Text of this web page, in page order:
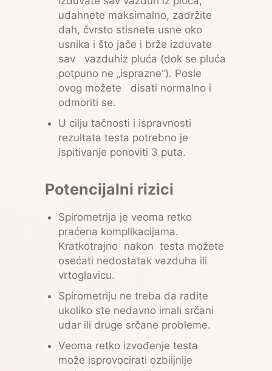
udahnete maksimalno, zadržite
dah, čvrsto stisnete usne oko
usnika i što jače i brže izduvate
sav vazduhiz pluća (dok se pluća
potpuno ne „isprazne“). Posle
ovog možete disati normalno i
odmoriti se.
U cilju tačnosti i ispravnosti
rezultata testa potrebno je
ispitivanje ponoviti 3 puta.
Potencijalni rizici
Spirometrija je veoma retko
praćena komplikacijama.
Kratkotrajno nakon testa možete
osećati nedostatak vazduha ili
vrtoglavicu.
Spirometriju ne treba da radite
ukoliko ste nedavno imali srčani
udar ili druge srčane probleme.
Veoma retko izvođenje testa
može isprovocirati ozbiljnije